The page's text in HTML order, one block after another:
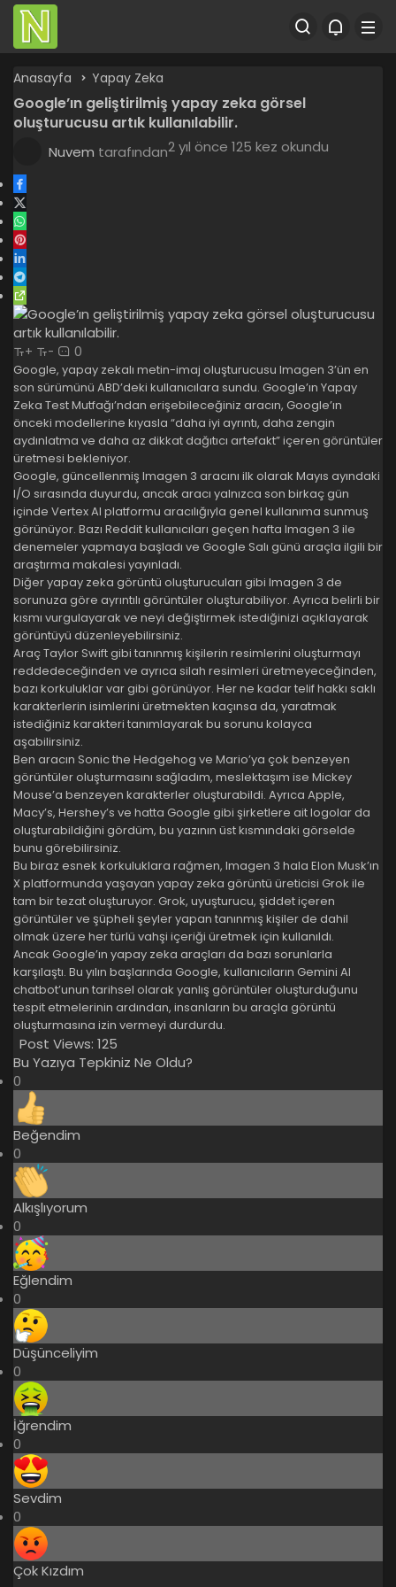
Anasayfa Yapay Zeka
Google’ın geliştirilmiş yapay zeka görsel
oluşturucusu artık kullanılabilir.
Nuvem tarafından2 yıl önce 125 kez okundu
+ - 0
Google, yapay zekalı metin-imaj oluşturucusu Imagen 3’ün en
son sürümünü ABD’deki kullanıcılara sundu. Google’ın Yapay
Zeka Test Mutfağı’ndan erişebileceğiniz aracın, Google’ın
önceki modellerine kıyasla “daha iyi ayrıntı, daha zengin
aydınlatma ve daha az dikkat dağıtıcı artefakt” içeren görüntüler
üretmesi bekleniyor.
Google, güncellenmiş Imagen 3 aracını ilk olarak Mayıs ayındaki
I/O sırasında duyurdu, ancak aracı yalnızca son birkaç gün
içinde Vertex AI platformu aracılığıyla genel kullanıma sunmuş
görünüyor. Bazı Reddit kullanıcıları geçen hafta Imagen 3 ile
denemeler yapmaya başladı ve Google Salı günü araçla ilgili bir
araştırma makalesi yayınladı.
Diğer yapay zeka görüntü oluşturucuları gibi Imagen 3 de
sorunuza göre ayrıntılı görüntüler oluşturabiliyor. Ayrıca belirli bir
kısmı vurgulayarak ve neyi değiştirmek istediğinizi açıklayarak
görüntüyü düzenleyebilirsiniz.
Araç Taylor Swift gibi tanınmış kişilerin resimlerini oluşturmayı
reddedeceğinden ve ayrıca silah resimleri üretmeyeceğinden,
bazı korkuluklar var gibi görünüyor. Her ne kadar telif hakkı saklı
karakterlerin isimlerini üretmekten kaçınsa da, yaratmak
istediğiniz karakteri tanımlayarak bu sorunu kolayca
aşabilirsiniz.
Ben aracın Sonic the Hedgehog ve Mario’ya çok benzeyen
görüntüler oluşturmasını sağladım, meslektaşım ise Mickey
Mouse’a benzeyen karakterler oluşturabildi. Ayrıca Apple,
Macy’s, Hershey’s ve hatta Google gibi şirketlere ait logolar da
oluşturabildiğini gördüm, bu yazının üst kısmındaki görselde
bunu görebilirsiniz.
Bu biraz esnek korkuluklara rağmen, Imagen 3 hala Elon Musk’ın
X platformunda yaşayan yapay zeka görüntü üreticisi Grok ile
tam bir tezat oluşturuyor. Grok, uyuşturucu, şiddet içeren
görüntüler ve şüpheli şeyler yapan tanınmış kişiler de dahil
olmak üzere her türlü vahşi içeriği üretmek için kullanıldı.
Ancak Google’ın yapay zeka araçları da bazı sorunlarla
karşılaştı. Bu yılın başlarında Google, kullanıcıların Gemini AI
chatbot’unun tarihsel olarak yanlış görüntüler oluşturduğunu
tespit etmelerinin ardından, insanların bu araçla görüntü
oluşturmasına izin vermeyi durdurdu.
Post Views: 125
Bu Yazıya Tepkiniz Ne Oldu?
0
Beğendim
0
Alkışlıyorum
0
Eğlendim
0
Düşünceliyim
0
İğrendim
0
Sevdim
0
Çok Kızdım